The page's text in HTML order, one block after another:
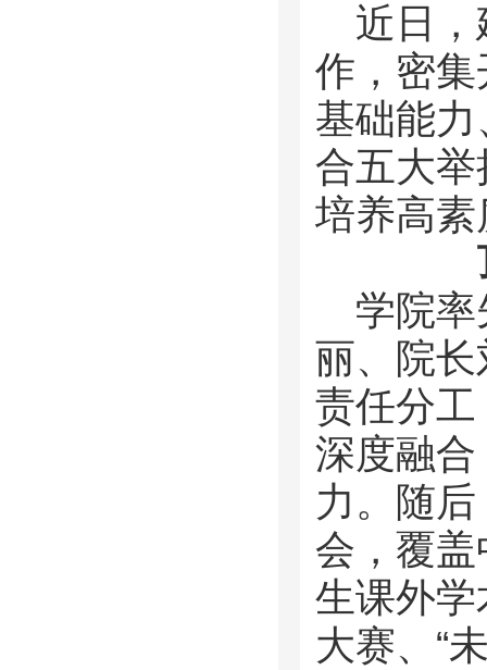
近日
作，密
基础能
合五大
培养高
学院
丽、院
责任分
深度融
力。随
会，覆盖
生课外
大赛、“